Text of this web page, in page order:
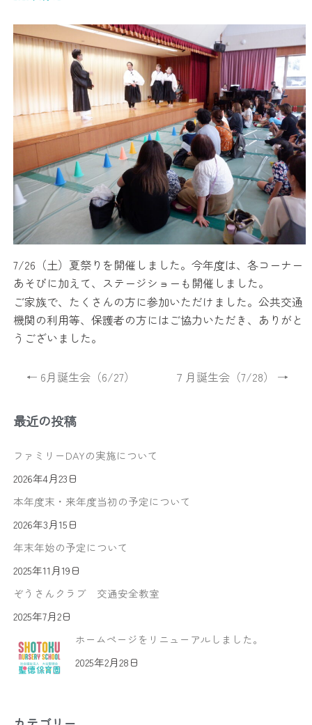
7/26（土）夏祭りを開催しました。今年度は、各コーナー
あそびに加えて、ステージショーも開催しました。
ご家族で、たくさんの方に参加いただけました。公共交通
機関の利用等、保護者の方にはご協力いただき、ありがと
うございました。
← 6月誕生会（6/27） ７月誕生会（7/28） →
最近の投稿
ファミリーDAYの実施について
2026年4月23日
本年度末・来年度当初の予定について
2026年3月15日
年末年始の予定について
2025年11月19日
ぞうさんクラブ 交通安全教室
2025年7月2日
ホームページをリニューアルしました。
2025年2月28日